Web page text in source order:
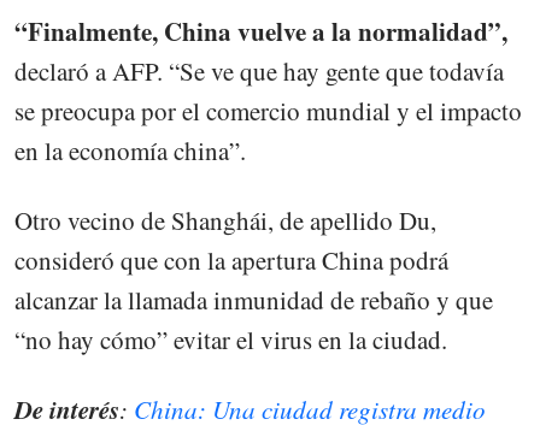
“Finalmente, China vuelve a la normalidad”,
declaró a AFP. “Se ve que hay gente que todavía
se preocupa por el comercio mundial y el impacto
en la economía china”.
Otro vecino de Shanghái, de apellido Du,
consideró que con la apertura China podrá
alcanzar la llamada inmunidad de rebaño y que
“no hay cómo” evitar el virus en la ciudad.
De interés: China: Una ciudad registra medio